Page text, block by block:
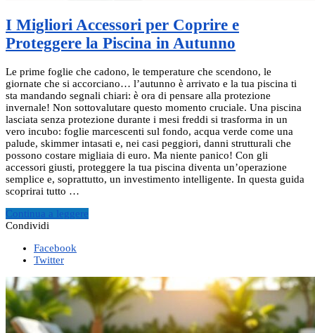
I Migliori Accessori per Coprire e
Proteggere la Piscina in Autunno
Le prime foglie che cadono, le temperature che scendono, le
giornate che si accorciano… l’autunno è arrivato e la tua piscina ti
sta mandando segnali chiari: è ora di pensare alla protezione
invernale! Non sottovalutare questo momento cruciale. Una piscina
lasciata senza protezione durante i mesi freddi si trasforma in un
vero incubo: foglie marcescenti sul fondo, acqua verde come una
palude, skimmer intasati e, nei casi peggiori, danni strutturali che
possono costare migliaia di euro. Ma niente panico! Con gli
accessori giusti, proteggere la tua piscina diventa un’operazione
semplice e, soprattutto, un investimento intelligente. In questa guida
scoprirai tutto …
Continua a leggere
Condividi
Facebook
Twitter